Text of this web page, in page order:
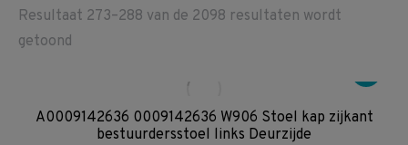
Resultaat 273–288 van de 2098 resultaten wordt
getoond
A0009142636 0009142636 W906 Stoel kap zijkant
bestuurdersstoel links Deurzijde